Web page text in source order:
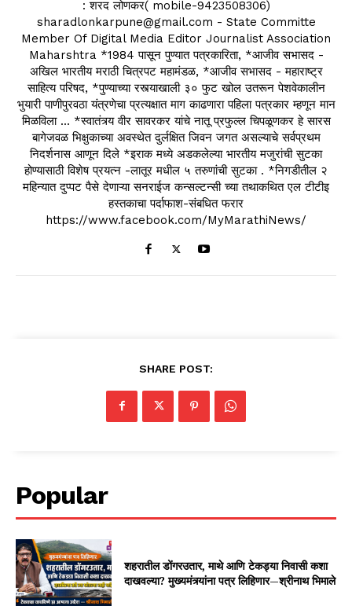
: शरद लोणकर( mobile-9423508306)
sharadlonkarpune@gmail.com - State Committe
Member Of Digital Media Editor Journalist Association
Maharshtra *1984 पासून पुण्यात पत्रकारिता, *आजीव सभासद -
अखिल भारतीय मराठी चित्रपट महामंडळ, *आजीव सभासद - महाराष्ट्र
साहित्य परिषद, *पुण्याच्या रस्त्याखाली ३० फुट खोल उतरून पेशवेकालीन
भुयारी पाणीपुरवठा यंत्रणेचा प्रत्यक्षात माग काढणारा पहिला पत्रकार म्हणून मान
मिळविला ... *स्वातंत्र्य वीर सावरकर यांचे नातू प्रफुल्ल चिपळूणकर हे सारस
बागेजवळ भिक्षुकाच्या अवस्थेत दुर्लक्षित जिवन जगत असल्याचे सर्वप्रथम
निदर्शनास आणून दिले *इराक मध्ये अडकलेल्या भारतीय मजुरांची सुटका
होण्यासाठी विशेष प्रयत्न -लातूर मधील ५ तरुणांची सुटका . *निगडीतील २
महिन्यात दुप्पट पैसे देणाऱ्या सनराईज कन्सल्टन्सी च्या तथाकथित एल टीटीइ
हस्तकाचा पर्दाफाश-संबधित फरार
https://www.facebook.com/MyMarathiNews/
SHARE POST:
Popular
शहरातील डोंगरउतार, माथे आणि टेकड्या निवासी कशा
दाखवल्या? मुख्यमंत्र्यांना पत्र लिहिणार—श्रीनाथ भिमाले